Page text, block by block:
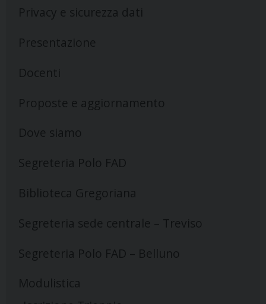
Privacy e sicurezza dati
Presentazione
Docenti
Proposte e aggiornamento
Dove siamo
Segreteria Polo FAD
Biblioteca Gregoriana
Segreteria sede centrale – Treviso
Segreteria Polo FAD – Belluno
Modulistica